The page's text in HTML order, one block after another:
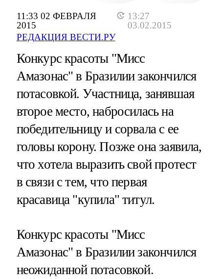
11:33 02 ФЕВРАЛЯ
2015
13:27
03.02.2015
РЕДАКЦИЯ ВЕСТИ.РУ
Конкурс красоты "Мисс
Амазонас" в Бразилии закончился
потасовкой. Участница, занявшая
второе место, набросилась на
победительницу и сорвала с ее
головы корону. Позже она заявила,
что хотела выразить свой протест
в связи с тем, что первая
красавица "купила" титул.
Конкурс красоты "Мисс
Амазонас" в Бразилии закончился
неожиданной потасовкой.